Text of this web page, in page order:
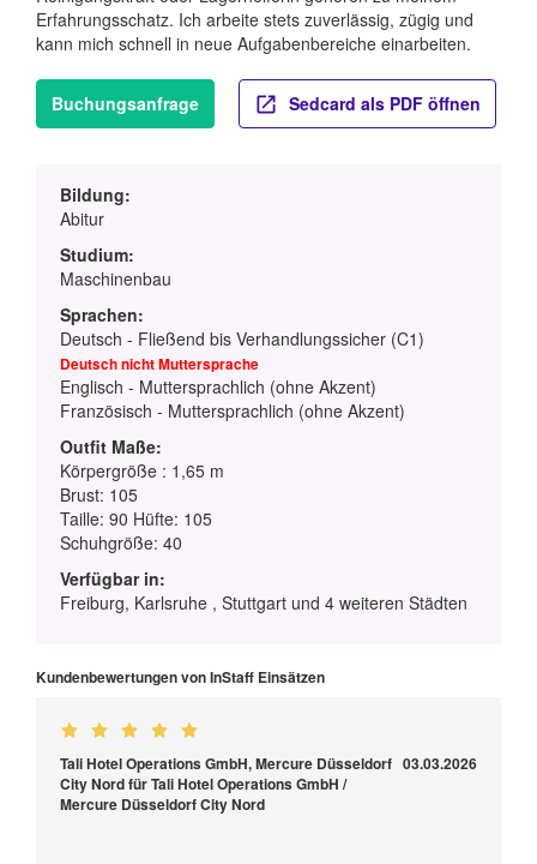
Erfahrungsschatz. Ich arbeite stets zuverlässig, zügig und
kann mich schnell in neue Aufgabenbereiche einarbeiten.
Buchungsanfrage Sedcard als PDF öffnen
Bildung:
Abitur
Studium:
Maschinenbau
Sprachen:
Deutsch - Fließend bis Verhandlungssicher (C1)
Deutsch nicht Muttersprache
Englisch - Muttersprachlich (ohne Akzent)
Französisch - Muttersprachlich (ohne Akzent)
Outfit Maße:
Körpergröße : 1,65 m
Brust: 105
Taille: 90 Hüfte: 105
Schuhgröße: 40
Verfügbar in:
Freiburg, Karlsruhe , Stuttgart und 4 weiteren Städten
Kundenbewertungen von InStaff Einsätzen
Tali Hotel Operations GmbH, Mercure Düsseldorf
City Nord für Tali Hotel Operations GmbH /
Mercure Düsseldorf City Nord
03.03.2026